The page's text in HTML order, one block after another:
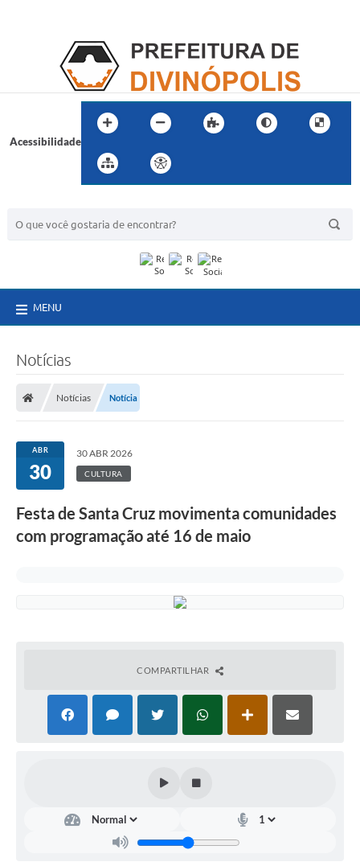
Acessibilidade
MENU
Notícias
Notícias Notícia
ABR
30
30 ABR 2026
CULTURA
Festa de Santa Cruz movimenta comunidades
com programação até 16 de maio
COMPARTILHAR